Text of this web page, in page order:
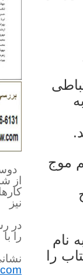
موج
نام
را
از
در
را